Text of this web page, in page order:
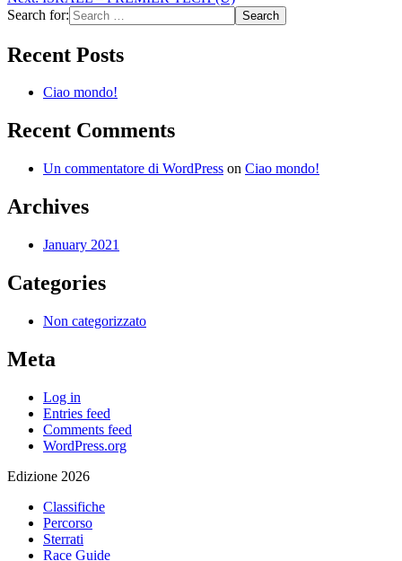
Search for:
Recent Posts
Ciao mondo!
Recent Comments
Un commentatore di WordPress on Ciao mondo!
Archives
January 2021
Categories
Non categorizzato
Meta
Log in
Entries feed
Comments feed
WordPress.org
Edizione 2026
Classifiche
Percorso
Sterrati
Race Guide